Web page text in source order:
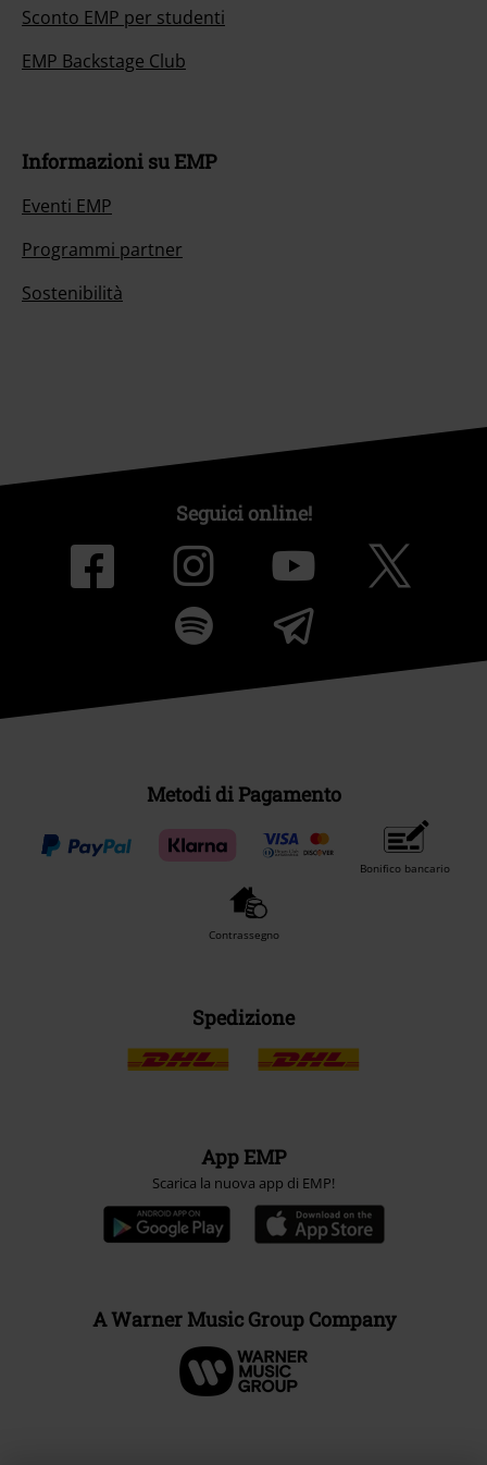
Sconto EMP per studenti
EMP Backstage Club
Informazioni su EMP
Eventi EMP
Programmi partner
Sostenibilità
Seguici online!
Metodi di Pagamento
Bonifico bancario
Contrassegno
Spedizione
App EMP
Scarica la nuova app di EMP!
A Warner Music Group Company